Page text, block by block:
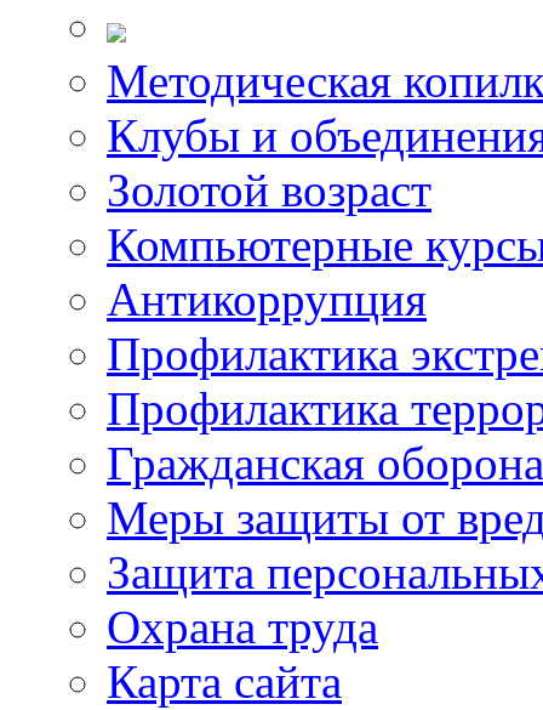
Методическая
Клубы и
Золотой возраст
Компьютерные
Антикоррупция
Профилактика
Профилактика
Гражданская оборона
Меры защиты от
Защита
Охрана труда
Карта сайта